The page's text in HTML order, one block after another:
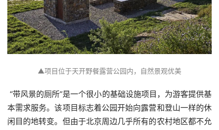
▲项目位于天开野餐露营公园内，自然景观优美
“带风景的厕所”是一个很小的基础设施项目，为游客提供基
本需求服务。该项目标志着公园开始向露营和登山一样的休
闲目的地转变。但由于北京周边几乎所有的农村地区都不允